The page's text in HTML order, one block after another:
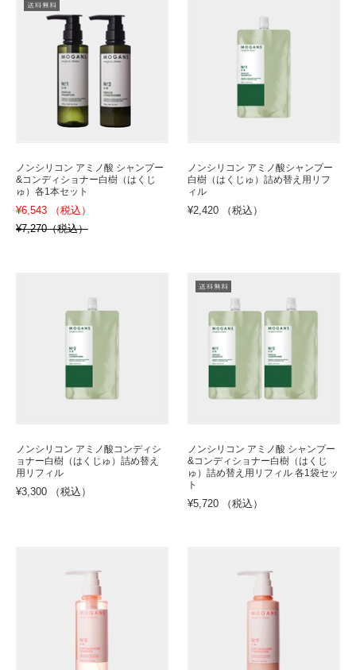
ノンシリコン アミノ酸 シャンプー
&コンディショナー白樹（はくじ
ゅ）各1本セット
¥6,543 （税込）
¥7,270（税込）
ノンシリコン アミノ酸シャンプー
白樹（はくじゅ）詰め替え用リフ
ィル
¥2,420 （税込）
ノンシリコン アミノ酸コンディシ
ョナー白樹（はくじゅ）詰め替え
用リフィル
¥3,300 （税込）
ノンシリコン アミノ酸 シャンプー
&コンディショナー白樹（はくじ
ゅ）詰め替え用リフィル 各1袋セッ
ト
¥5,720 （税込）